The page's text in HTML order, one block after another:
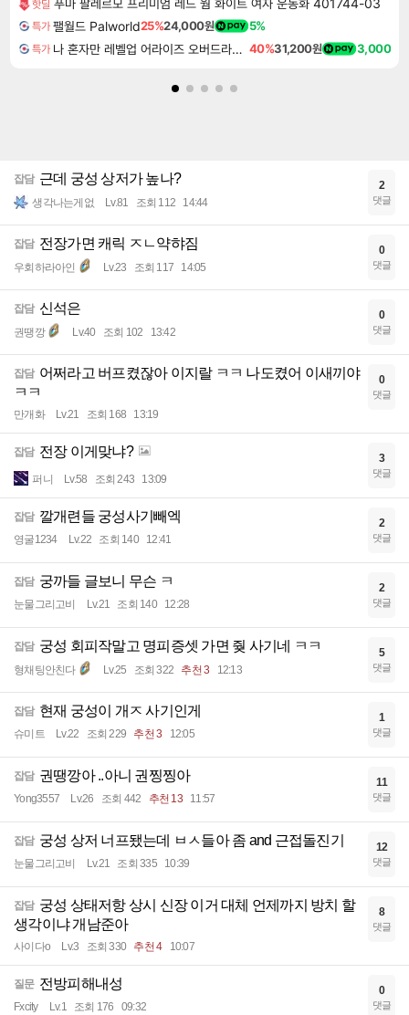
핫딜 푸마 팔레르모 프리미엄 레드 웜 화이트 여자 운동화 401744-03
특가 팰월드 Palworld25%24,000원 5%
특가 나 혼자만 레벨업 어라이즈 오버드라이브 디럭스 에디션 Solo Leveling Arise Overdrive Deluxe Edition 40%31,200원 3,000
잡담 근데 궁성 상저가 높나?
생각나는게없 Lv.81 조회 112 14:44
2
댓글
잡담 전장가면 캐릭 ㅈㄴ약햐짐
우회하라아인 Lv.23 조회 117 14:05
0
댓글
잡담 신석은
권땡깡 Lv.40 조회 102 13:42
0
댓글
잡담 어쩌라고 버프켰잖아 이지랄 ㅋㅋ 나도켰어 이새끼야
ㅋㅋ
만개화 Lv.21 조회 168 13:19
0
댓글
잡담 전장 이게맞냐?
퍼니 Lv.58 조회 243 13:09
3
댓글
잡담 깔개련들 궁성사기빼엑
영굴1234 Lv.22 조회 140 12:41
2
댓글
잡담 궁까들 글보니 무슨 ㅋ
눈물그리고비 Lv.21 조회 140 12:28
2
댓글
잡담 궁성 회피작말고 명피증셋 가면 줮 사기네 ㅋㅋ
형채팅안친다 Lv.25 조회 322 추천 3 12:13
5
댓글
잡담 현재 궁성이 개ㅈ 사기인게
슈미트 Lv.22 조회 229 추천 3 12:05
1
댓글
잡담 권땡깡아 ..아니 권찡찡아
Yong3557 Lv.26 조회 442 추천 13 11:57
11
댓글
잡담 궁성 상저 너프됐는데 ㅂㅅ들아 좀 and 근접돌진기
눈물그리고비 Lv.21 조회 335 10:39
12
댓글
잡담 궁성 상태저항 상시 신장 이거 대체 언제까지 방치 할
생각이냐 개남준아
사이다o Lv.3 조회 330 추천 4 10:07
8
댓글
질문 전방피해내성
Fxcity Lv.1 조회 176 09:32
0
댓글